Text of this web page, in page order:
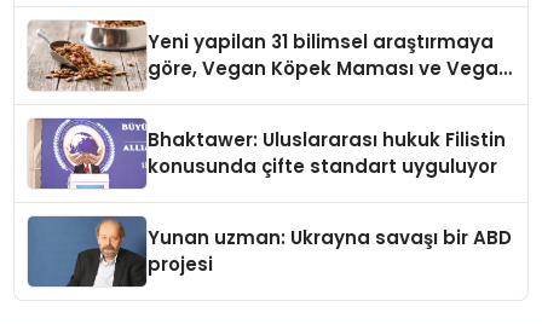
Yeni yapilan 31 bilimsel araştırmaya
göre, Vegan Köpek Maması ve Vegan
Bhaktawer: Uluslararası hukuk Filistin
konusunda çifte standart uyguluyor
Yunan uzman: Ukrayna savaşı bir ABD
projesi